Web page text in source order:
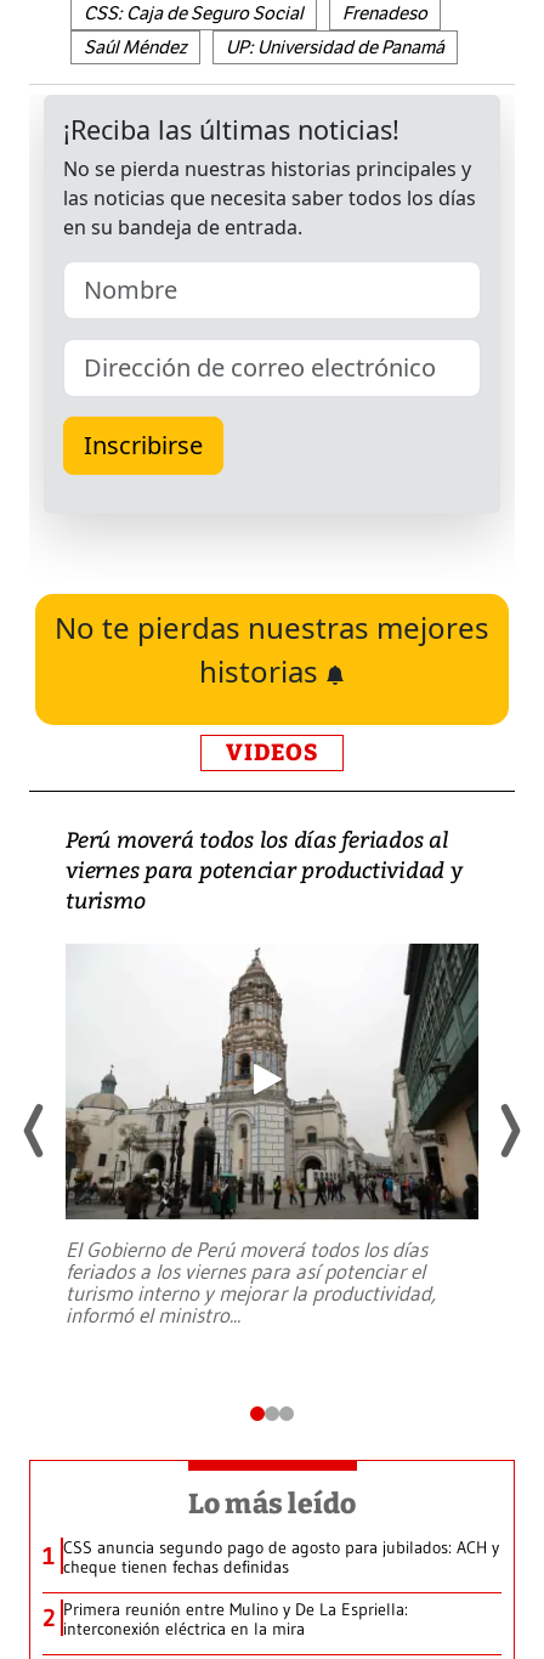
CSS: Caja de Seguro Social
Frenadeso
Saúl Méndez
UP: Universidad de Panamá
No te pierdas nuestras mejores
historias
VIDEOS
Perú moverá todos los días feriados al
viernes para potenciar productividad y
turismo
El Gobierno de Perú moverá todos los días
feriados a los viernes para así potenciar el
turismo interno y mejorar la productividad,
informó el ministro...
Lo más leído
1 CSS anuncia segundo pago de agosto para jubilados: ACH y
cheque tienen fechas definidas
2 Primera reunión entre Mulino y De La Espriella:
interconexión eléctrica en la mira